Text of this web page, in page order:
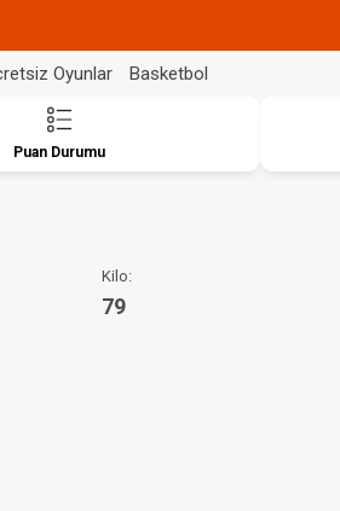
Oyunlar Basketbol
Puan Durumu
Kilo:
79